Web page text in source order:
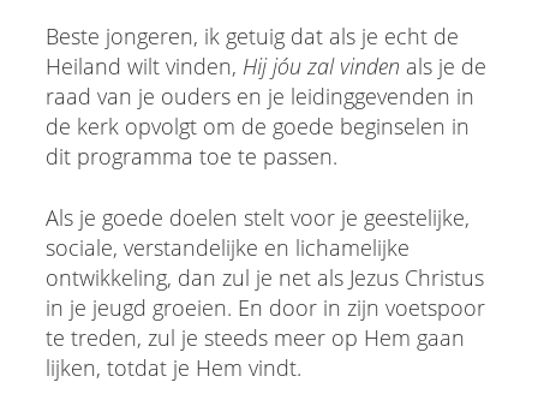
Beste jongeren, ik getuig dat als je echt de
Heiland wilt vinden, Hij jóu zal vinden als je de
raad van je ouders en je leidinggevenden in
de kerk opvolgt om de goede beginselen in
dit programma toe te passen.
Als je goede doelen stelt voor je geestelijke,
sociale, verstandelijke en lichamelijke
ontwikkeling, dan zul je net als Jezus Christus
in je jeugd groeien. En door in zijn voetspoor
te treden, zul je steeds meer op Hem gaan
lijken, totdat je Hem vindt.